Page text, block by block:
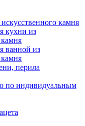
камня
кухни из
камня
ванной из
камня
перила
по индивидуальным